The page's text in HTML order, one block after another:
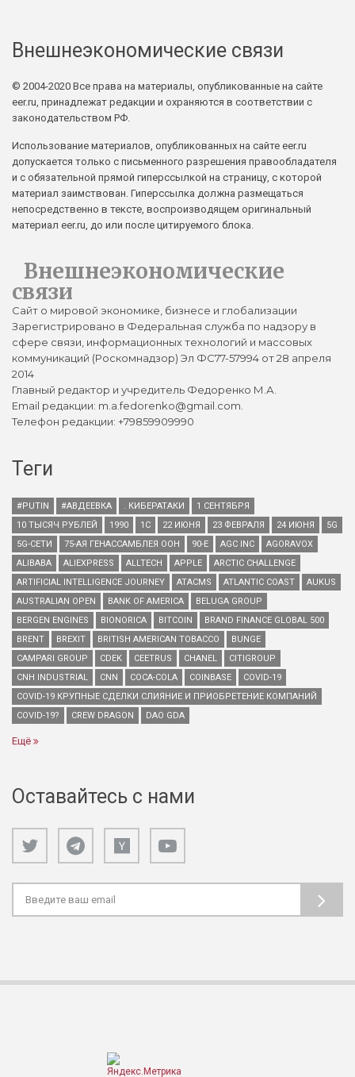
Внешнеэкономические связи
© 2004-2020 Все права на материалы, опубликованные на сайте
eer.ru, принадлежат редакции и охраняются в соответствии с
законодательством РФ.
Использование материалов, опубликованных на сайте eer.ru
допускается только с письменного разрешения правообладателя
и с обязательной прямой гиперссылкой на страницу, с которой
материал заимствован. Гиперссылка должна размещаться
непосредственно в тексте, воспроизводящем оригинальный
материал eer.ru, до или после цитируемого блока.
Внешнеэкономические
связи
Сайт о мировой экономике, бизнесе и глобализации
Зарегистрировано в Федеральная служба по надзору в
сфере связи, информационных технологий и массовых
коммуникаций (Роскомнадзор) Эл ФС77-57994 от 28 апреля
2014
Главный редактор и учредитель Федоренко М.А.
Email редакции: m.a.fedorenko@gmail.com.
Телефон редакции: +79859909990
Теги
#PUTIN #АВДЕЕВКА . КИБЕРАТАКИ
1 СЕНТЯБРЯ
10 ТЫСЯЧ РУБЛЕЙ
1990 1С 22 ИЮНЯ 23 ФЕВРАЛЯ 24 ИЮНЯ
5G
5G-СЕТИ
75-АЯ ГЕНАССАМБЛЕЯ ООН 90-Е AGC INC
AGORAVOX
ALIBABA
ALIEXPRESS ALLTECH APPLE
ARCTIC CHALLENGE
ARTIFICIAL INTELLIGENCE JOURNEY
ATACMS ATLANTIC COAST
AUKUS
AUSTRALIAN OPEN
BANK OF AMERICA
BELUGA GROUP
BERGEN ENGINES
BIONORICA BITCOIN
BRAND FINANCE GLOBAL 500
BRENT
BREXIT BRITISH AMERICAN TOBACCO
BUNGE
CAMPARI GROUP
CDEK CEETRUS CHANEL
CITIGROUP
CNH INDUSTRIAL
CNN COCA-COLA COINBASE
COVID-19
COVID-19 КРУПНЫЕ СДЕЛКИ СЛИЯНИЕ И ПРИОБРЕТЕНИЕ КОМПАНИЙ
COVID-19?
CREW DRAGON DAO GDA
Ещё
Оставайтесь с нами